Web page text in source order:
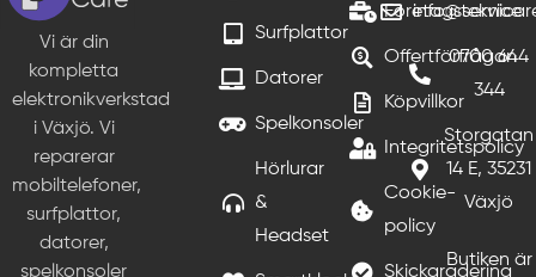
Vi är din
kompletta
elektronikverkstad
i Växjö. Vi
reparerar
mobiltelefoner,
surfplattor,
datorer,
spelkonsoler
Surfplattor
Datorer
Spelkonsoler
Hörlurar
&
Headset
Företagsservice
Offertförfrågan
Köpvillkor
Integritetspolicy
Cookie-
policy
Skickgradering
0700 644
344
Storgatan
14 E, 35231
Växjö
Butiken är